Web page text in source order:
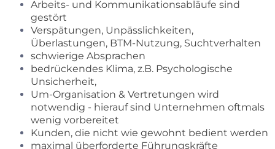
Arbeits- und Kommunikationsabläufe sind
gestört
Verspätungen, Unpässlichkeiten,
Überlastungen, BTM-Nutzung, Suchtverhalten
schwierige Absprachen
bedrückendes Klima, z.B. Psychologische
Unsicherheit,
Um-Organisation & Vertretungen wird
notwendig - hierauf sind Unternehmen oftmals
wenig vorbereitet
Kunden, die nicht wie gewohnt bedient werden
maximal überforderte Führungskräfte